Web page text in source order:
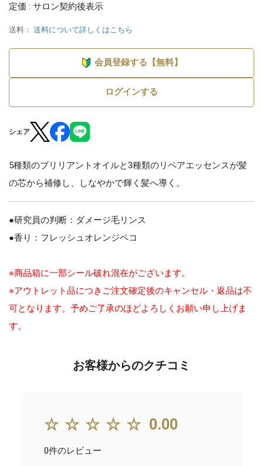
定価 : サロン契約後表示
送料： 送料について詳しくはこちら
会員登録する【無料】
ログインする
シェア
5種類のブリリアントオイルと3種類のリペアエッセンスが髪
の芯から補修し、しなやかで輝く髪へ導く。
●研究員の判断：ダメージ毛リンス
●香り：フレッシュオレンジペコ
※商品箱に一部シール破れ混在がございます。
※アウトレット品につきご注文確定後のキャンセル・返品は不
可となります。予めご了承のほどよろしくお願い申し上げま
す。
お客様からのクチコミ
☆☆☆☆☆ 0.00
0件のレビュー